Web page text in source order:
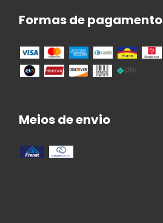
Formas de pagamento
Meios de envio